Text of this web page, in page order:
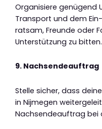
Organisiere genügend
Transport und dem
ratsam, Freunde oder
Unterstützung zu bitten.
9. Nachsendeauftrag
Stelle sicher, dass
in Nijmegen
Nachsendeauftrag bei